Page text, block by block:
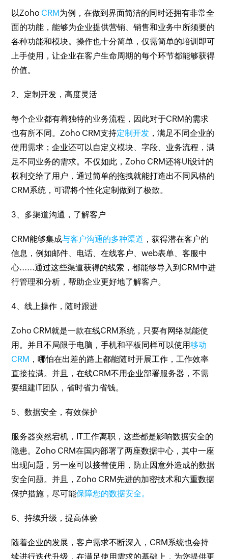
以Zoho CRM为例，在做到界面简洁的同时还拥有非常全
面的功能，能够为企业提供营销、销售和业务中所须要的
各种功能和模块。操作也十分简单，仅需简单的培训即可
上手使用，让企业在客户生命周期的每个环节都能够获得
价值。
2、定制开发，高度灵活
每个企业都有着独特的业务流程，因此对于CRM的需求
也有所不同。Zoho CRM支持定制开发 ，满足不同企业的
使用需求；企业还可以自定义模块、字段、业务流程，满
足不同业务的需求。不仅如此，Zoho CRM还将UI设计的
权利交给了用户，通过简单的拖拽就能打造出不同风格的
CRM系统，可谓将个性化定制做到了极致。
3、多渠道沟通，了解客户
CRM能够集成与客户沟通的多种渠道 ，获得潜在客户的
信息，例如邮件、电话、在线客户、web表单、客服中
心......通过这些渠道获得的线索，都能够导入到CRM中进
行管理和分析，帮助企业更好地了解客户。
4、线上操作，随时跟进
Zoho CRM就是一款在线CRM系统，只要有网络就能使
用。并且不局限于电脑，手机和平板同样可以使用移动
CRM ，哪怕在出差的路上都能随时开展工作，工作效率
直接拉满。并且，在线CRM不用企业部署服务器，不需
要组建IT团队，省时省力省钱。
5、数据安全，有效保护
服务器突然宕机，IT工作离职，这些都是影响数据安全的
隐患。Zoho CRM在国内部署了两座数据中心，其中一座
出现问题，另一座可以接替使用，防止因意外造成的数据
安全问题。并且，Zoho CRM先进的加密技术和六重数据
保护措施，尽可能保障您的数据安全。
6、持续升级，提高体验
随着企业的发展，客户需求不断深入，CRM系统也会持
续进行迭代升级，在满足使用需求的基础上，为您提供更